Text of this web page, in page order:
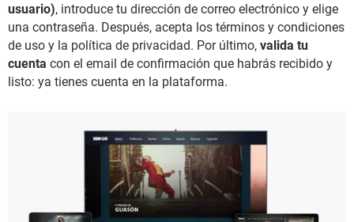
usuario), introduce tu dirección de correo electrónico y elige
una contraseña. Después, acepta los términos y condiciones
de uso y la política de privacidad. Por último, valida tu
cuenta con el email de confirmación que habrás recibido y
listo: ya tienes cuenta en la plataforma.